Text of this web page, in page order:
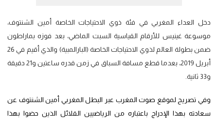
دخل العداء المغربي في فئة ذوي الاحتياجات الخاصة أمين الشنتوف،
موسوعة غينيس للأرقام القياسية السبت الماضي، بعد فوزه بماراطون
ضمن بطولة العالم لذوي الاحتياجات الخاصة (البارالمبية) والذي أقيم في 26
أبريل 2019، بعدما قطع مسافة السباق في زمن قدره ساعتين و21 دقيقة
و33 ثانية.
وفي تصريح لموقع صوت المغرب عبر البطل المغربي أمين الشنتوف عن
سعادته بهذا الإدراج باعتباره من الرياضيين القلائل الذين حضوا بهذا